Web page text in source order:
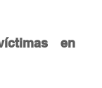
en